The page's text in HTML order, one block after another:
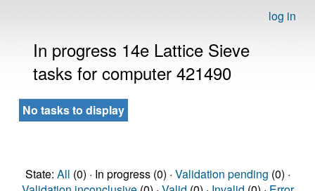
log in
In progress 14e Lattice Sieve
tasks for computer 421490
No tasks to display
State: All (0) · In progress (0) · Validation pending (0) ·